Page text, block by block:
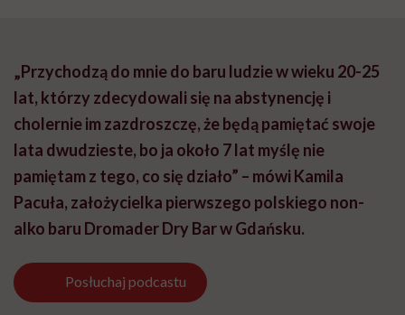
„Przychodzą do mnie do baru ludzie w wieku 20-25
lat, którzy zdecydowali się na abstynencję i
cholernie im zazdroszczę, że będą pamiętać swoje
lata dwudzieste, bo ja około 7 lat myślę nie
pamiętam z tego, co się działo” – mówi Kamila
Pacuła, założycielka pierwszego polskiego non-
alko baru Dromader Dry Bar w Gdańsku.
Posłuchaj podcastu